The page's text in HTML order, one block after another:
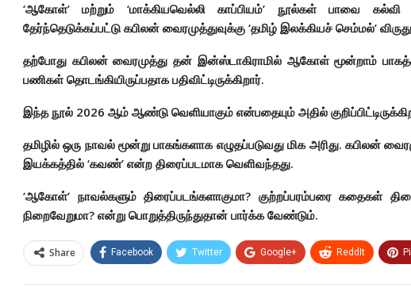
‘ஆகோள்’ மற்றும் ‘மாக்கியவெல்லி காப்பியம்’ நூல்கள் பாவை கல்வி
தேர்ந்தெடுக்கப்பட்டு கபிலன் வைரமுத்துவுக்கு ‘தமிழ் இலக்கியச் செம்மல்’
தற்போது கபிலன் வைரமுத்து தன் இன்ஸ்டாகிராமில் ஆகோள் மூன்றாம்
பணிகள் தொடங்கியிருப்பதாக பதிவிட்டிருக்கிறார்.
இந்த நூல் 2026 ஆம் ஆண்டு வெளியாகும் என்பதையும் அதில்
தமிழில் ஒரு நாவல் மூன்று பாகங்களாக எழுதப்படுவது மிக அரிது. கபிலன்
இயக்கத்தில் ‘கவண்’ என்ற திரைப்படமாக வெளிவந்தது.
‘ஆகோள்’ நாவல்களும் திரைப்படங்களாகுமா? குற்றப்பரம்பரை கதைகள்
நிறைவேறுமா? என்று பொறுத்திருந்துதான் பார்க்க வேண்டும்.
Share Facebook Twitter Google+ ReddIt